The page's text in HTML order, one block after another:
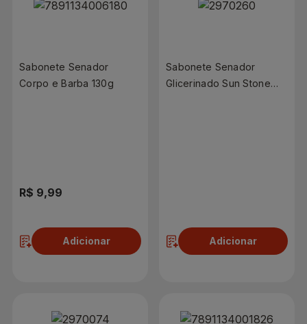
Sabonete Senador
Corpo e Barba 130g
R$ 9,99
Adicionar
Sabonete Senador
Glicerinado Sun Stone
Adicionar